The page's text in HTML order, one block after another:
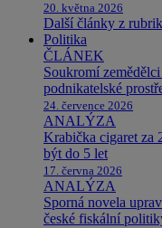
20. května 2026
Další články z
Politika
ČLÁNEK
Soukromí
podnikatelské
24. července 2026
ANALÝZA
Krabička cigaret za
být do 5 let
17. června 2026
ANALÝZA
Sporná novela
české fiskální